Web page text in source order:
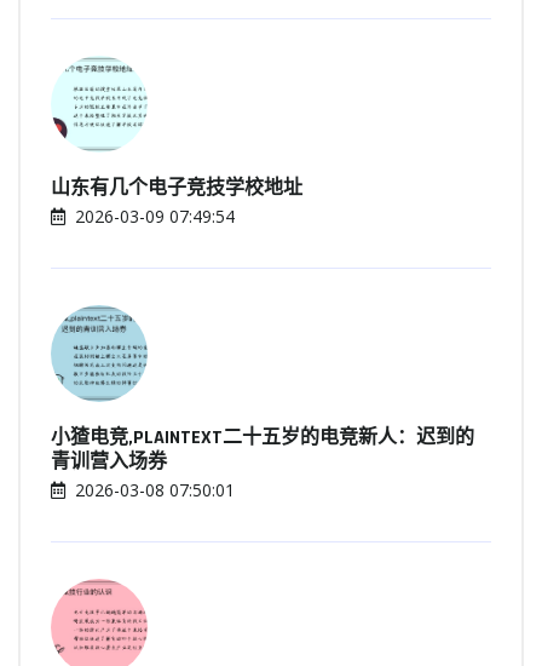
山东有几个电子竞技学校地址
2026-03-09 07:49:54
小猹电竞,PLAINTEXT二十五岁的电竞新人：迟到的
青训营入场券
2026-03-08 07:50:01